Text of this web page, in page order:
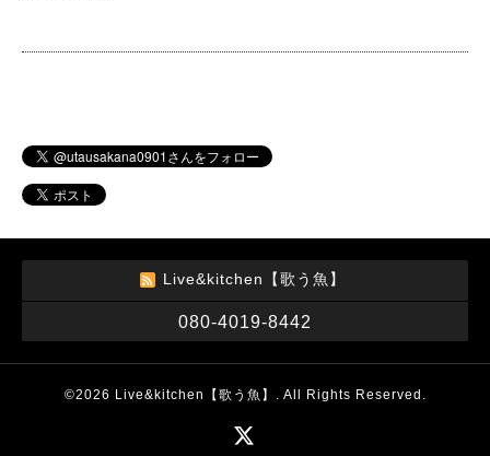
Live&kitchen【歌う魚】
080-4019-8442
©2026 Live&kitchen【歌う魚】 . All Rights Reserved.